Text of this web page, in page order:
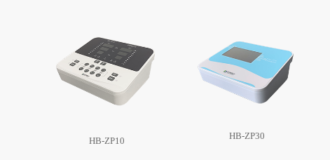
HB-ZP10
HB-ZP30